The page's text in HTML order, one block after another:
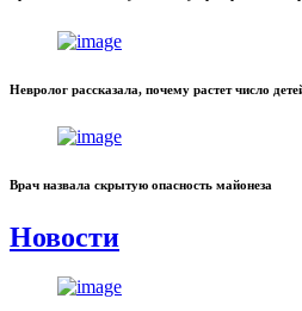
Невролог рассказала, почему растет число
Врач назвала скрытую опасность майонеза
Новости